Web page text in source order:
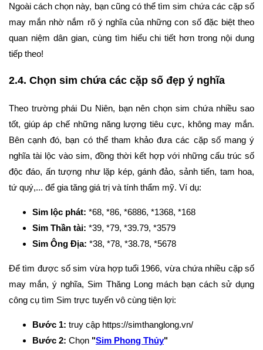
Ngoài cách chọn này, bạn cũng có thể tìm sim chứa các cặp số
may mắn nhờ nắm rõ ý nghĩa của những con số đặc biệt theo
quan niệm dân gian, cùng tìm hiểu chi tiết hơn trong nội dung
tiếp theo!
2.4. Chọn sim chứa các cặp số đẹp ý nghĩa
Theo trường phái Du Niên, bạn nên chọn sim chứa nhiều sao
tốt, giúp áp chế những năng lượng tiêu cực, không may mắn.
Bên cạnh đó, bạn có thể tham khảo đưa các cặp số mang ý
nghĩa tài lộc vào sim, đồng thời kết hợp với những cấu trúc số
độc đáo, ấn tượng như lặp kép, gánh đảo, sảnh tiến, tam hoa,
tứ quý,... để gia tăng giá trị và tính thẩm mỹ. Ví dụ:
Sim lộc phát: *68, *86, *6886, *1368, *168
Sim Thần tài: *39, *79, *39.79, *3579
Sim Ông Địa: *38, *78, *38.78, *5678
Để tìm được số sim vừa hợp tuổi 1966, vừa chứa nhiều cặp số
may mắn, ý nghĩa, Sim Thăng Long mách bạn cách sử dụng
công cụ tìm Sim trực tuyến vô cùng tiện lợi:
Bước 1: truy cập https://simthanglong.vn/
Bước 2: Chọn "Sim Phong Thủy"